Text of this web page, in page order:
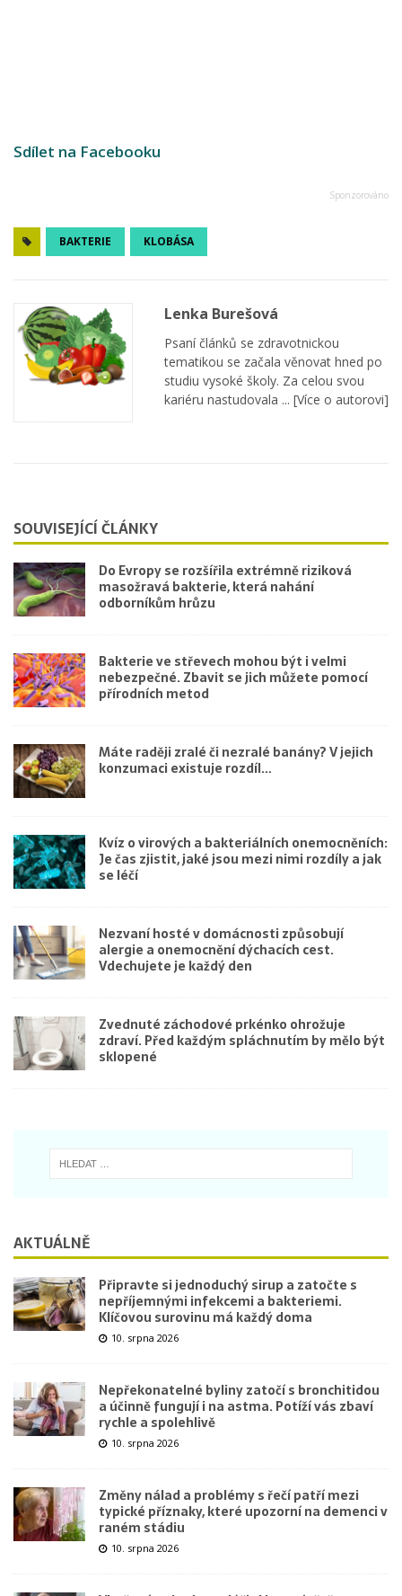
Sdílet na Facebooku
BAKTERIE KLOBÁSA
Lenka Burešová
Psaní článků se zdravotnickou
tematikou se začala věnovat hned po
studiu vysoké školy. Za celou svou
kariéru nastudovala ... [Více o autorovi]
SOUVISEJÍCÍ ČLÁNKY
Do Evropy se rozšířila extrémně riziková
masožravá bakterie, která nahání
odborníkům hrůzu
Bakterie ve střevech mohou být i velmi
nebezpečné. Zbavit se jich můžete pomocí
přírodních metod
Máte raději zralé či nezralé banány? V jejich
konzumaci existuje rozdíl…
Kvíz o virových a bakteriálních onemocněních:
Je čas zjistit, jaké jsou mezi nimi rozdíly a jak
se léčí
Nezvaní hosté v domácnosti způsobují
alergie a onemocnění dýchacích cest.
Vdechujete je každý den
Zvednuté záchodové prkénko ohrožuje
zdraví. Před každým spláchnutím by mělo být
sklopené
AKTUÁLNĚ
Připravte si jednoduchý sirup a zatočte s
nepříjemnými infekcemi a bakteriemi.
Klíčovou surovinu má každý doma
10. srpna 2026
Nepřekonatelné byliny zatočí s bronchitidou
a účinně fungují i na astma. Potíží vás zbaví
rychle a spolehlivě
10. srpna 2026
Změny nálad a problémy s řečí patří mezi
typické příznaky, které upozorní na demenci v
raném stádiu
10. srpna 2026